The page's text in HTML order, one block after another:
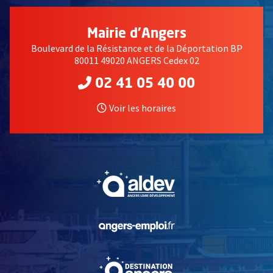
Mairie d'Angers
Boulevard de la Résistance et de la Déportation BP
80011 49020 ANGERS Cedex 02
02 41 05 40 00
Voir les horaires
, Ouvre une nouvelle